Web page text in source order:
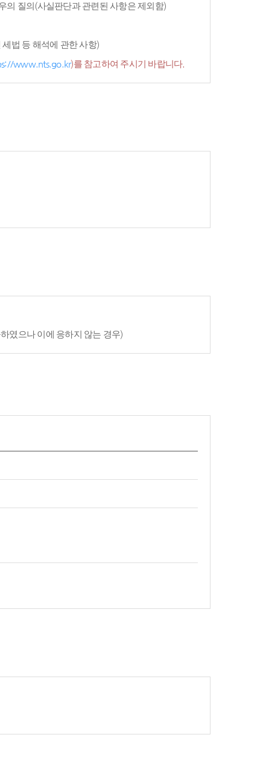
의 질의(사실판단과 관련된 사항은 제외함)
법 등 해석에 관한 사항)
www.nts.go.kr)를 참고하여 주시기 바랍니다.
였으나 이에 응하지 않는 경우)